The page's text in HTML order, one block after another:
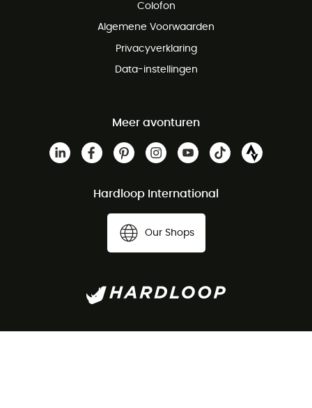
Colofon
Algemene Voorwaarden
Privacyverklaring
Data-instellingen
Meer avonturen
Hardloop International
Our Shops